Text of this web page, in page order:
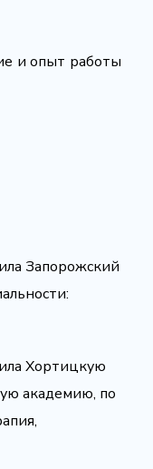
и опыт работы
Запорожский
Хортицкую
академию, по